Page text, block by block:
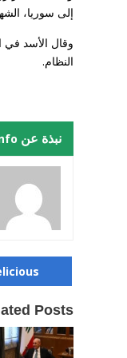
إلى سوريا،
وقال الأسد في
النظام.
نبذة عن Info
Posts